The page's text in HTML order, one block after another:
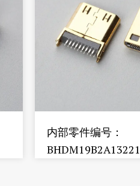
内部零件编号：
BHDM19B2A13221